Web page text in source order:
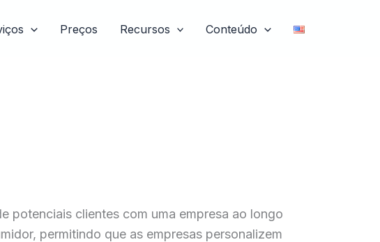
Preços Recursos Conteúdo
potenciais clientes com uma empresa ao longo
permitindo que as empresas personalizem